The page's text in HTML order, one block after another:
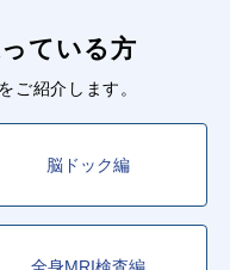
ている方
ご紹介します。
脳ドック編